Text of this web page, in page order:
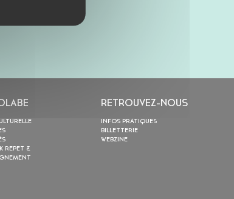
REPET &
RETROUVEZ-NOUS
INFOS PRATIQUES
BILLETTERIE
WEBZINE